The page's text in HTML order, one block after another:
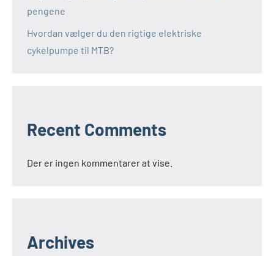
pengene
Hvordan vælger du den rigtige elektriske
cykelpumpe til MTB?
Recent Comments
Der er ingen kommentarer at vise.
Archives